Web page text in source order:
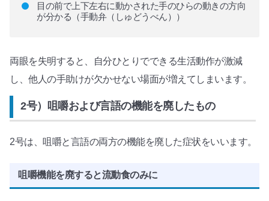
目の前で上下左右に動かされた手のひらの動きの方向
が分かる（手動弁（しゅどうべん））
両眼を失明すると、自分ひとりでできる生活動作が激減
し、他人の手助けが欠かせない場面が増えてしまいます。
2号）咀嚼および言語の機能を廃したもの
2号は、咀嚼と言語の両方の機能を廃した症状をいいます。
咀嚼機能を廃すると流動食のみに